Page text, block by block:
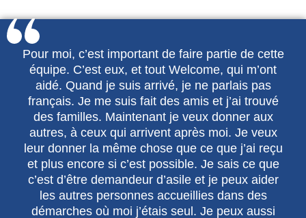
Pour moi, c’est important de faire partie de cette
équipe. C’est eux, et tout Welcome, qui m’ont
aidé. Quand je suis arrivé, je ne parlais pas
français. Je me suis fait des amis et j’ai trouvé
des familles. Maintenant je veux donner aux
autres, à ceux qui arrivent après moi. Je veux
leur donner la même chose que ce que j’ai reçu
et plus encore si c’est possible. Je sais ce que
c’est d’être demandeur d’asile et je peux aider
les autres personnes accueillies dans des
démarches où moi j’étais seul. Je peux aussi